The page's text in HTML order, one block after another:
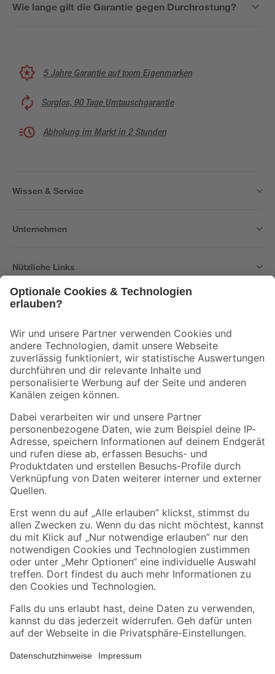
Wie lange gilt die Garantie gegen Durchrostung?
5 Jahre Garantie auf toom Eigenmarken
Sorglos, 90 Tage Umtauschgarantie
Abholung im Markt in 2 Stunden
Wissen & Service
Unternehmen
Nützliche Links
Der toom Newsletter: Keine Angebote und Aktionen mehr verpassen!
Zur Newsletter Anmeldung
Folge uns
Zahlungsarten Versandarten
Sicher einkaufen
Jetzt die toom-App herunterladen
Alle Preisangaben in EUR inkl. gesetzl. MwSt.. Die dargestellten Angebote sind unter
Umständen nicht in allen Märkten verfügbar. Die angegebenen Verfügbarkeiten beziehen
Produkte nur solange der Vorrat reicht.
*Paketversand ab 59 € versandkostenfrei, gilt nicht für Artikel mit Speditionsversand, hier